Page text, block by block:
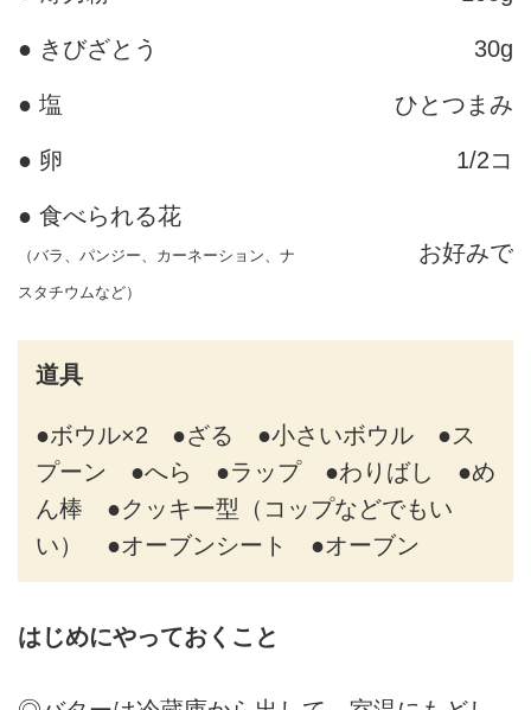
● きびざとう 30g
● 塩 ひとつまみ
● 卵 1/2コ
● 食べられる花
（バラ、パンジー、カーネーション、ナ
スタチウムなど）
お好みで
道具
●ボウル×2 ●ざる ●小さいボウル ●ス
プーン ●へら ●ラップ ●わりばし ●め
ん棒 ●クッキー型（コップなどでもい
い） ●オーブンシート ●オーブン
はじめにやっておくこと